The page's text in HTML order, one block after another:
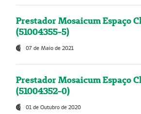
Prestador Mosaicum Espaço
(51004355-5)
07 de Maio de 2021
Prestador Mosaicum Espaço
(51004352-0)
01 de Outubro de 2020